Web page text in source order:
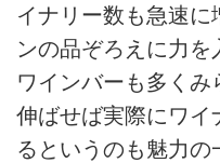
イナリー数も急速に
ンの品ぞろえに力
ワインバーも多く
伸ばせば実際にワイ
るというのも魅力